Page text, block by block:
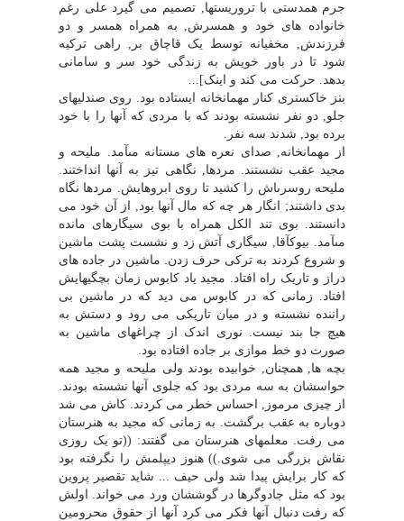
جرم همدستى با تروریستها, تصمیم مى گیرد على رغم
خانواده هاى خود و همسرش, به همراه همسر و دو
فرزندش, مخفیانه توسط یک قاچاق بر, راهى ترکیه
شود تا در باور خویش به زندگى خود سر و سامانى
بدهد. حرکت مى کند و اینک]...
بنز خاکسترى کنار مهمانخانه ایستاده بود. روى صندلیهاى
جلو, دو نفر نشسته بودند که با مردى که آنها را با خود
برده بود, شدند سه نفر.
از مهمانخانه, صداى نعره هاى مستانه مىآمد. ملیحه و
مجید عقب نشستند. مردها, نگاهى تیز به آنها انداختند.
ملیحه روسرىاش را کشید تا روى ابروهایش. مردها نگاه
بدى داشتند; انگار هر چه که مال آنها بود, از آن خود مى
دانستند. بوى تند الکل همراه با بوى سیگارهاى مانده
مىآمد. بیوکآقا, سیگارى آتش زد و نشست پشت ماشین
و شروع کردند به ترکى حرف زدن. ماشین در جاده هاى
دراز و تاریک راه افتاد. مجید یاد کابوس زمان بچگیهایش
افتاد. زمانى که در کابوس مى دید که در ماشین بى
راننده نشسته و در میان تاریکى مى رود و دستش به
هیچ جا بند نیست. نورى اندک از چراغهاى ماشین به
صورت دو خط موازى بر جاده افتاده بود.
بچه ها, همچنان, خوابیده بودند ولى ملیحه و مجید همه
حواسشان به سه مردى بود که جلوى آنها نشسته بودند.
از چیزى مرموز, احساس خطر مى کردند. کاش مى شد
دوباره به عقب برگشت. به زمانى که مجید به هنرستان
مى رفت. معلمهاى هنرستان مى گفتند: ((تو یک روزى
نقاش بزرگى مى شوى.)) هنوز دیپلمش را نگرفته بود
که کار برایش پیدا شد ولى حیف ... شاید تقصیر پروین
بود که مثل جادوگرها در گوششان ورد مى خواند. اولش
که رفت دنبال آنها فکر مى کرد آنها از حقوق محرومین